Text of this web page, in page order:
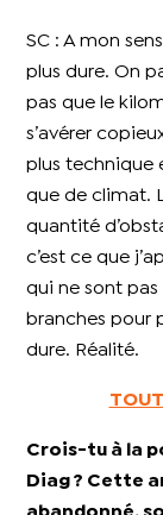
SC : A mon
plus dure. On
pas que le
s’avérer
plus technique
que de climat.
quantité
c’est ce que
qui ne sont pas
branches pour
dure. Réalité.
Crois-tu à la
Diag ? Cette
abandonné,